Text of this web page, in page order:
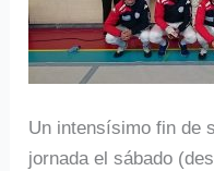
Un intensísimo fin de
jornada el sábado